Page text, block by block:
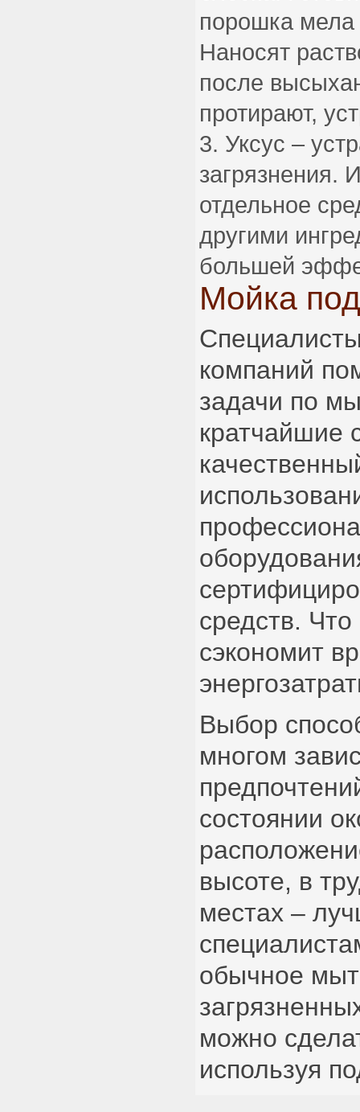
порошка мела
Наносят
после
протирают,
Уксус –
загрязнения.
отдельное
другими
большей
Мойка
компаний
задачи по
кратчайшие
средств.
сэкономит
Выбор
многом
состоянии
высоте, в
местах –
обычное
можно
используя